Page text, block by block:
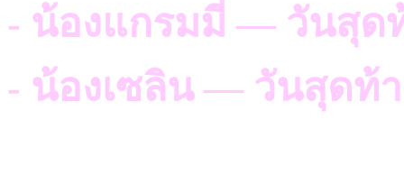
- น้องแกรมมี่ — วันสุด
- น้องเซลิน — วันสุดท้